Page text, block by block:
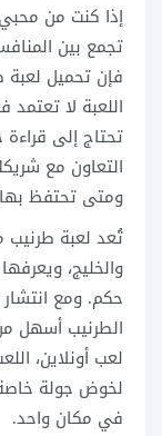
إذا كنت من محبي
تجمع بين
فإن تحميل لعبة
اللعبة لا تعتمد
تحتاج إلى قراءة
التعاون مع
ومتى تحتفظ
تُعد لعبة
والخليج،
حكم. ومع انتشار
الطرنيب أسهل
لعب أونلاين،
لخوض جولة
في مكان واحد.